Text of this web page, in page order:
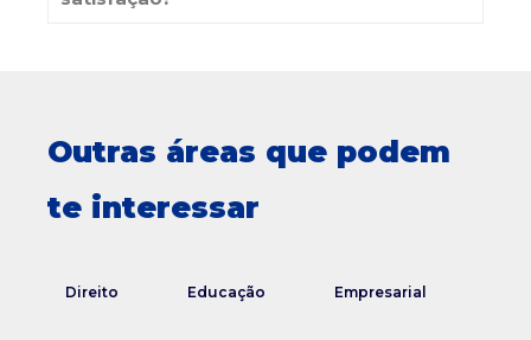
Outras áreas que podem
te interessar
Direito Educação Empresarial